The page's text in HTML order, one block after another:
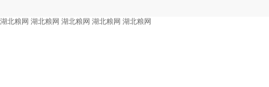
湖北粮网 湖北粮网 湖北粮网 湖北粮网 湖北粮网